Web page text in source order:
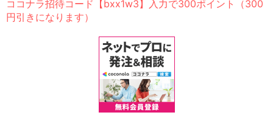
ココナラ招待コード【bxx1w3】入力で300ポイント（300
円引きになります）